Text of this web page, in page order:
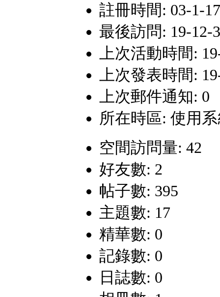
註冊時間: 03-1-
最後訪問: 19-12-
上次活動時間:
上次發表時間:
上次郵件通知: 0
所在時區: 使用
空間訪問量: 42
好友數: 2
帖子數: 395
主題數: 17
精華數: 0
記錄數: 0
日誌數: 0